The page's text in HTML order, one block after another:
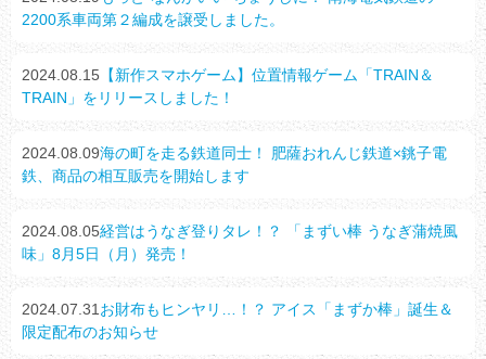
2200系車両第２編成を譲受しました。
2024.08.15 【新作スマホゲーム】位置情報ゲーム「TRAIN＆
TRAIN」をリリースしました！
2024.08.09海の町を走る鉄道同士！ 肥薩おれんじ鉄道×銚子電
鉄、商品の相互販売を開始します
2024.08.05経営はうなぎ登りタレ！？ 「まずい棒 うなぎ蒲焼風
味」8月5日（月）発売！
2024.07.31 お財布もヒンヤリ…！？ アイス「まずか棒」誕生＆
限定配布のお知らせ